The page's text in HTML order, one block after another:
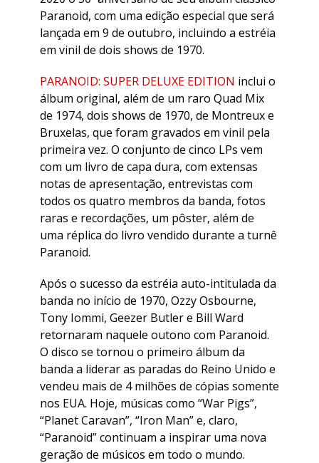
Paranoid, com uma edição especial que será
lançada em 9 de outubro, incluindo a estréia
em vinil de dois shows de 1970.
PARANOID: SUPER DELUXE EDITION inclui o
álbum original, além de um raro Quad Mix
de 1974, dois shows de 1970, de Montreux e
Bruxelas, que foram gravados em vinil pela
primeira vez. O conjunto de cinco LPs vem
com um livro de capa dura, com extensas
notas de apresentação, entrevistas com
todos os quatro membros da banda, fotos
raras e recordações, um pôster, além de
uma réplica do livro vendido durante a turnê
Paranoid.
Após o sucesso da estréia auto-intitulada da
banda no início de 1970, Ozzy Osbourne,
Tony Iommi, Geezer Butler e Bill Ward
retornaram naquele outono com Paranoid.
O disco se tornou o primeiro álbum da
banda a liderar as paradas do Reino Unido e
vendeu mais de 4 milhões de cópias somente
nos EUA. Hoje, músicas como “War Pigs”,
“Planet Caravan”, “Iron Man” e, claro,
“Paranoid” continuam a inspirar uma nova
geração de músicos em todo o mundo.